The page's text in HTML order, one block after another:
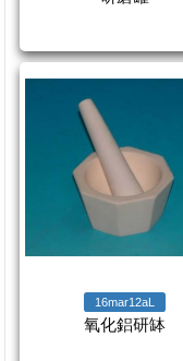
16mar12aL
氧化鋁研缽